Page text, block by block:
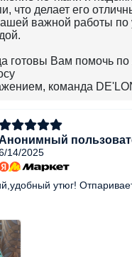
что делает его
важной работы по
готовы Вам помочь
команда
14/2025
утюг!